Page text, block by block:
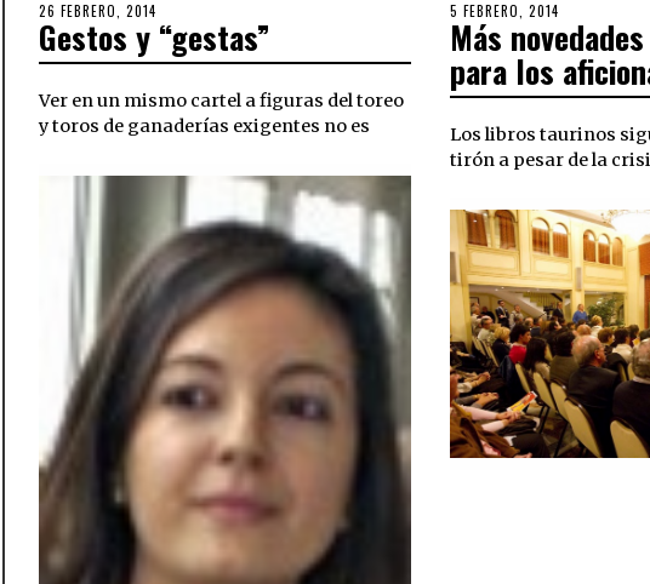
POSTED
ON
26 FEBRERO, 2014
SEPTIEMBRE,
2018
Gestos y “gestas”
Ver en un mismo cartel a figuras del toreo
y toros de ganaderías exigentes no es
POSTED
ON
5 FEBRERO, 2014
SEPTIEMBRE,
2018
Más
para los
Los libros taurinos
tirón a pesar de la